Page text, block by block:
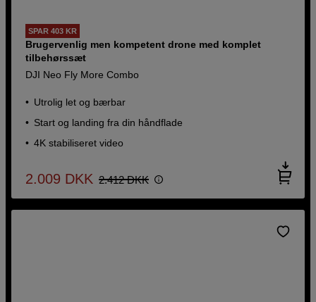
SPAR 403 KR
Brugervenlig men kompetent drone med komplet
tilbehørssæt
DJI Neo Fly More Combo
Utrolig let og bærbar
Start og landing fra din håndflade
4K stabiliseret video
2.009 DKK 2.412 DKK